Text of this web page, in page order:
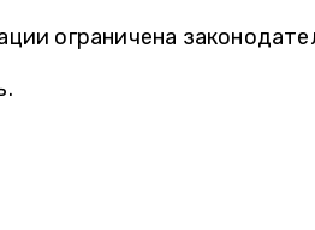
ограничена